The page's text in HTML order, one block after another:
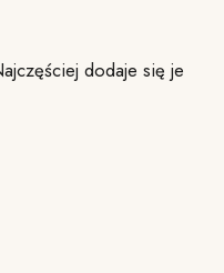
dodaje się je